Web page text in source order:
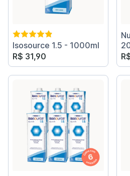
Isosource 1.5 - 1000ml
R$ 31,90